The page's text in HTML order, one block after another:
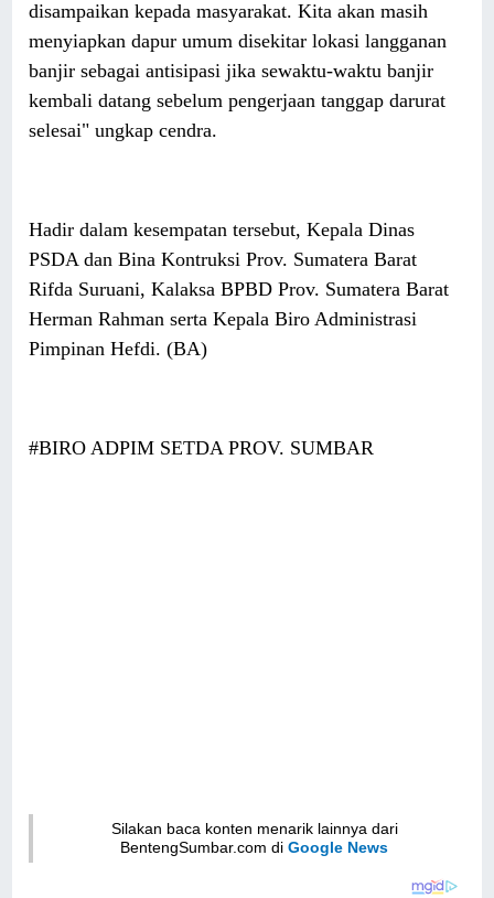
disampaikan kepada masyarakat. Kita akan masih
menyiapkan dapur umum disekitar lokasi langganan
banjir sebagai antisipasi jika sewaktu-waktu banjir
kembali datang sebelum pengerjaan tanggap darurat
selesai" ungkap cendra.
Hadir dalam kesempatan tersebut, Kepala Dinas
PSDA dan Bina Kontruksi Prov. Sumatera Barat
Rifda Suruani, Kalaksa BPBD Prov. Sumatera Barat
Herman Rahman serta Kepala Biro Administrasi
Pimpinan Hefdi. (BA)
#BIRO ADPIM SETDA PROV. SUMBAR
Silakan baca konten menarik lainnya dari
BentengSumbar.com diGoogle News